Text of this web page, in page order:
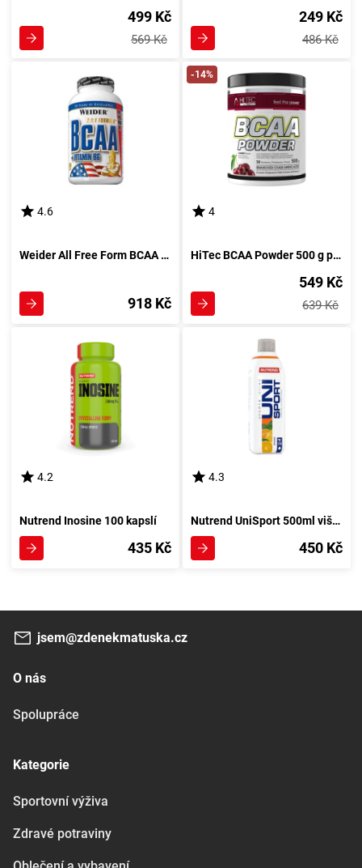
499 Kč
569 Kč
249 Kč
486 Kč
4.6
Weider All Free Form BCAA 130 tablet
918 Kč
-14%
4
HiTec BCAA Powder 500 g pomeranč
549 Kč
639 Kč
4.2
Nutrend Inosine 100 kapslí
435 Kč
4.3
Nutrend UniSport 500ml višeň
450 Kč
jsem@zdenekmatuska.cz
O nás
Spolupráce
Kategorie
Sportovní výživa
Zdravé potraviny